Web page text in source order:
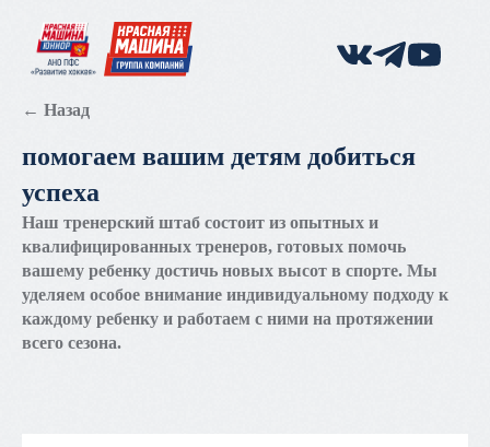
← Назад
помогаем вашим детям добиться
успеха
Наш тренерский штаб состоит из опытных и
квалифицированных тренеров, готовых помочь
вашему ребенку достичь новых высот в спорте. Мы
уделяем особое внимание индивидуальному подходу к
каждому ребенку и работаем с ними на протяжении
всего сезона.